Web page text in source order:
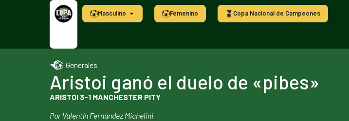
Masculino Femenino Copa Nacional de Campeones
Generales
Aristoi ganó el duelo de «pibes»
ARISTOI 3-1 MANCHESTER PITY
Por Valentín Fernández Michelini